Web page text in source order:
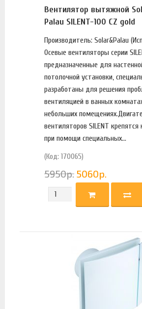
Вентилятор вытяжной
Palau SILENT-100 CZ gold
Производитель: Solar&Palau
Осевые вентиляторы серии
предназначенные для
потолочной установки,
разработаны для решения
вентиляцией в ванных
небольших
вентиляторов SILENT крепятся
при помощи специальных...
(Код: 170065)
5950р. 5060р.